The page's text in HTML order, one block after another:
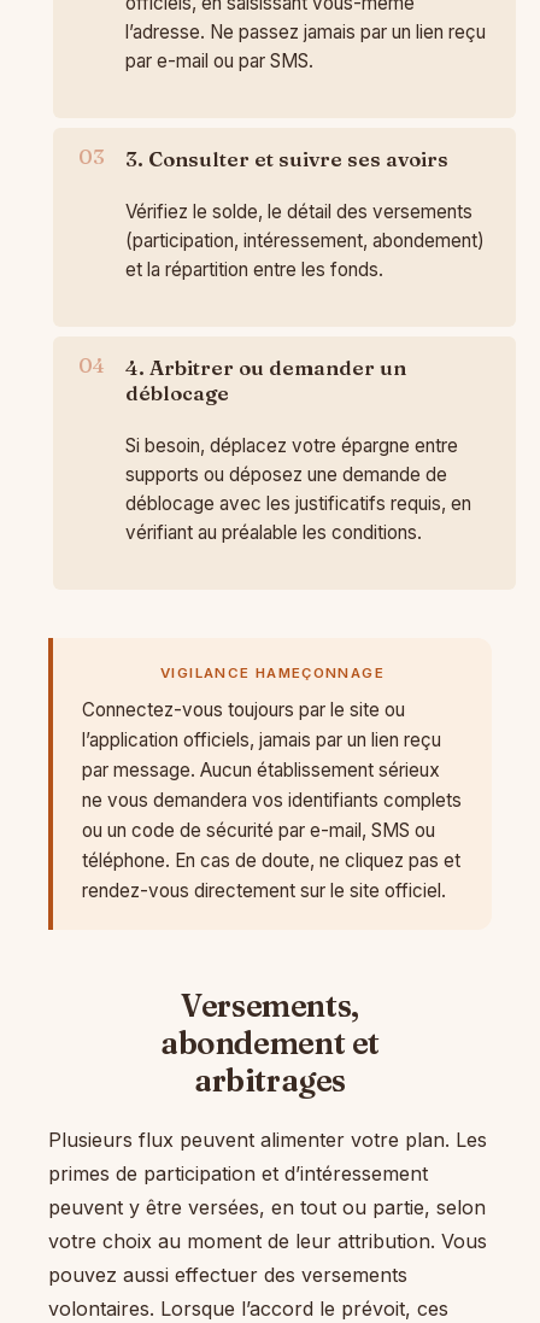
l’adresse. Ne passez jamais par un lien reçu
par e-mail ou par SMS.
3. Consulter et suivre ses avoirs
Vérifiez le solde, le détail des versements
(participation, intéressement, abondement)
et la répartition entre les fonds.
4. Arbitrer ou demander un
déblocage
Si besoin, déplacez votre épargne entre
supports ou déposez une demande de
déblocage avec les justificatifs requis, en
vérifiant au préalable les conditions.
VIGILANCE HAMEÇONNAGE
Connectez-vous toujours par le site ou
l’application officiels, jamais par un lien reçu
par message. Aucun établissement sérieux
ne vous demandera vos identifiants complets
ou un code de sécurité par e-mail, SMS ou
téléphone. En cas de doute, ne cliquez pas et
rendez-vous directement sur le site officiel.
Versements,
abondement et
arbitrages
Plusieurs flux peuvent alimenter votre plan. Les
primes de participation et d’intéressement
peuvent y être versées, en tout ou partie, selon
votre choix au moment de leur attribution. Vous
pouvez aussi effectuer des versements
volontaires. Lorsque l’accord le prévoit, ces